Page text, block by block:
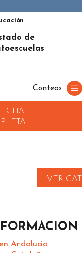
de
Conteos
VER
Andalucia